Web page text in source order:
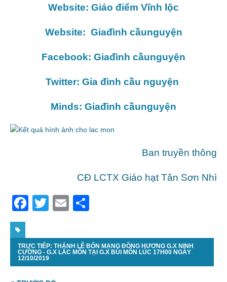
Website: Giáo điểm Vĩnh lộc
Website: Giađình cầunguyện
Facebook: Giađình cầunguyện
Twitter: Gia đình cầu nguyện
Minds: Giađình cầunguyện
Ban truyền thông
CĐ LCTX Giáo hạt Tân Sơn Nhì
F
c
e
b
T
itt
er
E
ai
l
ar
e
TRỰC TIẾP: THÁNH LỄ BỔN MẠNG ĐỒNG HƯƠNG G.X NINH
CƯỜNG - G.X LÁC MÔN TẠI G.X BÙI MÔN LÚC 17H00 NGÀY
12/10/2019